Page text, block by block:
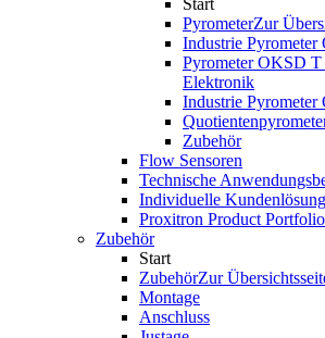
PyrometerZur
Industrie
Pyrometer OKSD T
Elektronik
Industrie
Zubehör
Flow Sensoren
Technische
Individuelle
Proxitron Product Portfolio
Zubehör
Start
ZubehörZur
Montage
Anschluss